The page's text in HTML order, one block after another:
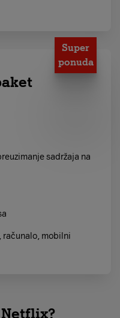
sadržaja na
računalo, mobilni
Super
ponuda